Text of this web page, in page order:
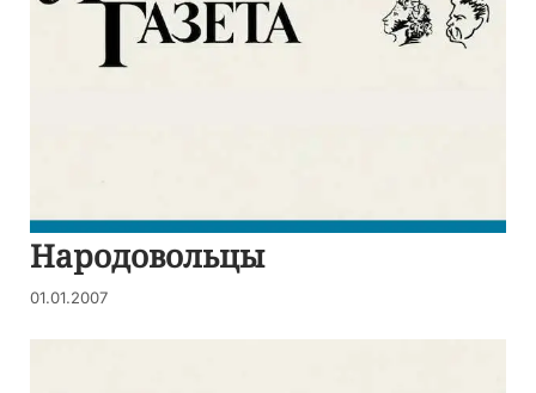
Народовольцы
01.01.2007